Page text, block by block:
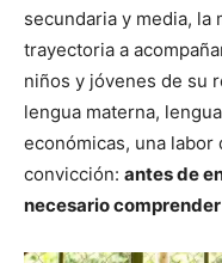
secundaria y media, la
trayectoria a
niños y jóvenes de su
lengua materna,
económicas, una labor
convicción: antes de
necesario